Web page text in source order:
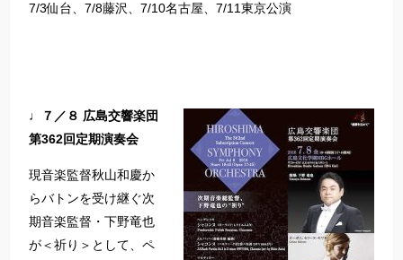
7/3仙台、7/8藤沢、7/10名古屋、7/11東京公演
♩７／８ 広島交響楽団
第362回定期演奏会
現音楽監督秋山和慶か
らバトンを受け継ぐ次
期音楽監督・下野竜也
が＜祈り＞として、ペ